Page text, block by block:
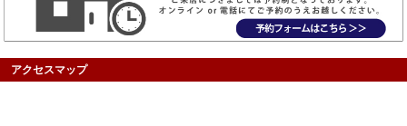
アクセスマップ